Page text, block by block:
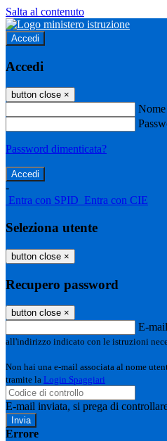
Salta al contenuto
Accedi
Accedi
button close ×
Password dimenticata?
-
Entra con SPID Entra con CIE
Seleziona utente
button close ×
Recupero password
button close ×
E-mail
all'indirizzo indicato con le istruzioni
Non hai una e-mail associata al nome
tramite la Login Spaggiari
E-mail inviata, si prega di
Errore